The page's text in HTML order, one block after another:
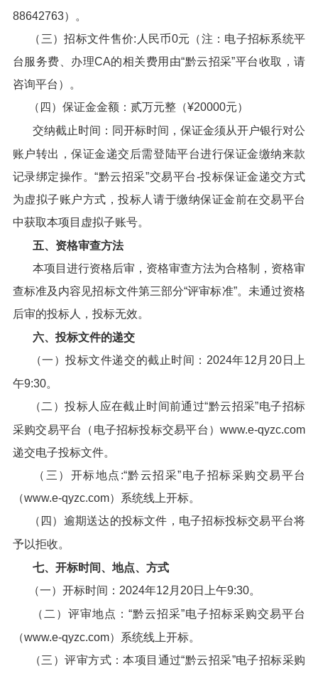
88642763）。
（三）招标文件售价:人民币0元（注：电子招标系统平
台服务费、办理CA的相关费用由“黔云招采”平台收取，请
咨询平台）。
（四）保证金金额：贰万元整（¥20000元）
交纳截止时间：同开标时间，保证金须从开户银行对公
账户转出，保证金递交后需登陆平台进行保证金缴纳来款
记录绑定操作。“黔云招采”交易平台-投标保证金递交方式
为虚拟子账户方式，投标人请于缴纳保证金前在交易平台
中获取本项目虚拟子账号。
五、资格审查方法
本项目进行资格后审，资格审查方法为合格制，资格审
查标准及内容见招标文件第三部分“评审标准”。未通过资格
后审的投标人，投标无效。
六、投标文件的递交
（一）投标文件递交的截止时间：2024年12月20日上
午9:30。
（二）投标人应在截止时间前通过“黔云招采”电子招标
采购交易平台（电子招标投标交易平台）www.e-qyzc.com
递交电子投标文件。
（三）开标地点:“黔云招采”电子招标采购交易平台
（www.e-qyzc.com）系统线上开标。
（四）逾期送达的投标文件，电子招标投标交易平台将
予以拒收。
七、开标时间、地点、方式
（一）开标时间：2024年12月20日上午9:30。
（二）评审地点：“黔云招采”电子招标采购交易平台
（www.e-qyzc.com）系统线上开标。
（三）评审方式：本项目通过“黔云招采”电子招标采购